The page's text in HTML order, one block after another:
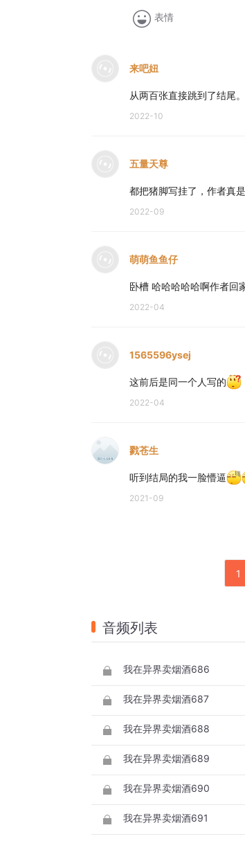
表情
来吧妞
从两百张直接跳到了结尾
2022-10
五量天尊
都把猪脚写挂了，作者真
2022-09
萌萌鱼鱼仔
卧槽 哈哈哈哈哈啊作者回
2022-04
1565596ysej
这前后是同一个人写的
2022-04
戮苍生
听到结局的我一脸懵逼
2021-09
1
音频列表
我在异界卖烟酒686
我在异界卖烟酒687
我在异界卖烟酒688
我在异界卖烟酒689
我在异界卖烟酒690
我在异界卖烟酒691